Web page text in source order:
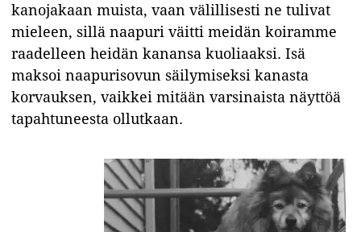
kanojakaan muista, vaan välillisesti ne tulivat
mieleen, sillä naapuri väitti meidän koiramme
raadelleen heidän kanansa kuoliaaksi. Isä
maksoi naapurisovun säilymiseksi kanasta
korvauksen, vaikkei mitään varsinaista näyttöä
tapahtuneesta ollutkaan.